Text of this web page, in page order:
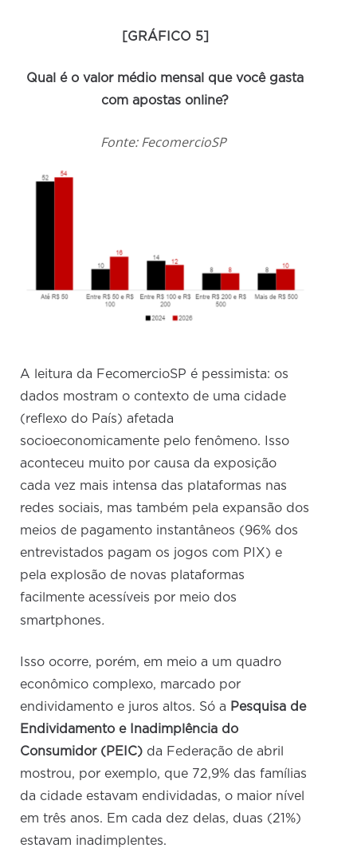
[GRÁFICO 5]
Qual é o valor médio mensal que você gasta
com apostas online?
Fonte: FecomercioSP
A leitura da FecomercioSP é pessimista: os
dados mostram o contexto de uma cidade
(reflexo do País) afetada
socioeconomicamente pelo fenômeno. Isso
aconteceu muito por causa da exposição
cada vez mais intensa das plataformas nas
redes sociais, mas também pela expansão dos
meios de pagamento instantâneos (96% dos
entrevistados pagam os jogos com PIX) e
pela explosão de novas plataformas
facilmente acessíveis por meio dos
smartphones.
Isso ocorre, porém, em meio a um quadro
econômico complexo, marcado por
endividamento e juros altos. Só a Pesquisa de
Endividamento e Inadimplência do
Consumidor (PEIC) da Federação de abril
mostrou, por exemplo, que 72,9% das famílias
da cidade estavam endividadas, o maior nível
em três anos. Em cada dez delas, duas (21%)
estavam inadimplentes.